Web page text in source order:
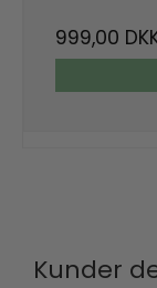
999,00
Kunder